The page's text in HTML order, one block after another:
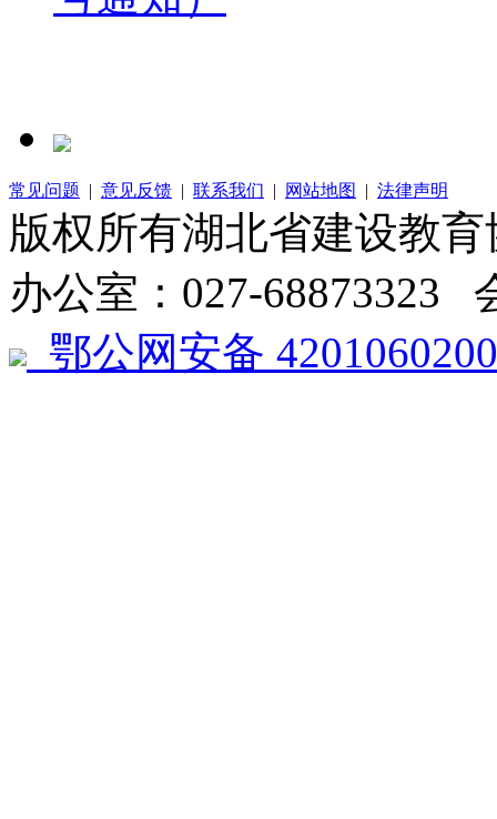
常见问题 | 意见反馈 | 联系我们 | 网站地图 | 法律声明
版权所有湖北省建设教
办公室：027-68873323
鄂公网安备